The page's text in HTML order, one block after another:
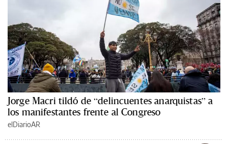
Jorge Macri tildó de “delincuentes anarquistas” a
los manifestantes frente al Congreso
elDiarioAR